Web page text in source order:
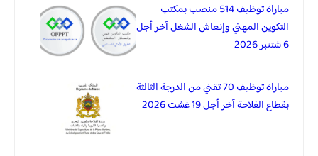
مباراة توظيف 514 منصب بمكتب
التكوين المهني وإنعاش الشغل آخر أجل
6 شتنبر 2026
مباراة توظيف 70 تقني من الدرجة الثالثة
بقطاع الفلاحة آخر أجل 19 غشت 2026